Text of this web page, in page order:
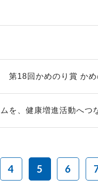
18回かめのり賞 かめ
を、健康増進活動へつ
4 5 6